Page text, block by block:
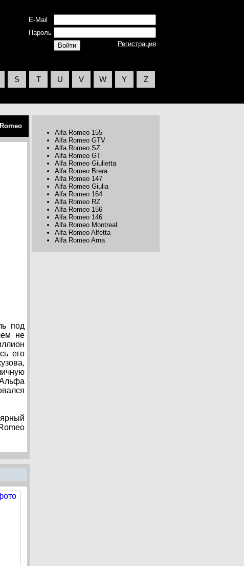
E-Mail
Пароль
Регистрация
S T U V W Y Z
под
не
его
Alfa Romeo 155
Alfa Romeo GTV
Alfa Romeo SZ
Alfa Romeo GT
Alfa Romeo Giulietta
Alfa Romeo Brera
Alfa Romeo 147
Alfa Romeo Giulia
Alfa Romeo 164
Alfa Romeo RZ
Alfa Romeo 156
Alfa Romeo 146
Alfa Romeo Montreal
Alfa Romeo Alfetta
Alfa Romeo Arna